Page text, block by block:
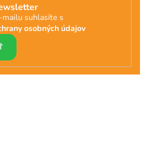
suhlasíte s
osobných údajov
PRIHLÁSIŤ
SA